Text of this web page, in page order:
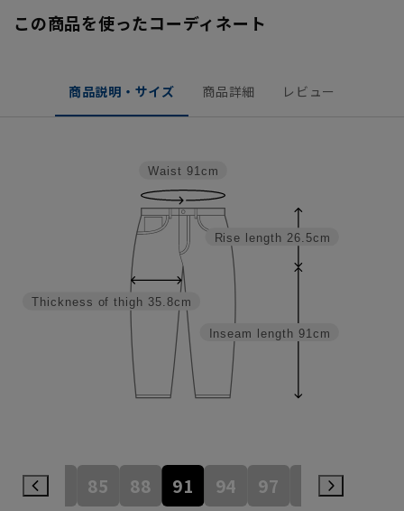
この商品を使ったコーディネート
商品説明・サイズ 商品詳細 レビュー
Inseam length 91cm
Rise length 26.5cm
Thickness of thigh 35.8cm
Waist 91cm
82 85 88 91 94 97 100